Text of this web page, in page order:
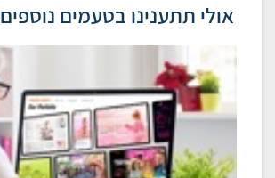
אולי תתענינו בטעמים נוספים